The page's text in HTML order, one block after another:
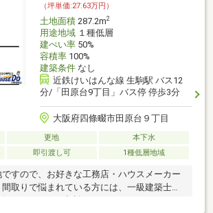
（坪単価:27.63万円）
土地面積287.2m2
用途地域１種低層
建ぺい率50%
容積率100%
建築条件なし
近鉄けいはんな線 生駒駅 バス12
分/「田原台9丁目」バス停 停歩3分
大阪府四條畷市田原台９丁目
更地
本下水
即引渡し可 1種低層地域
すので、お好きな工務店・ハウスメーカー
取りで悩まれている方には、一級建築士に